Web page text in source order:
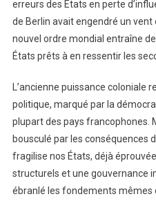
erreurs des États en perte
de Berlin avait engendré un vent
nouvel ordre mondial entraîne
États prêts à en ressentir les
L’ancienne puissance
politique, marqué par la
plupart des pays francophones.
bousculé par les conséquences
fragilise nos États, déjà
structurels et une gouvernance
ébranlé les fondements mêmes